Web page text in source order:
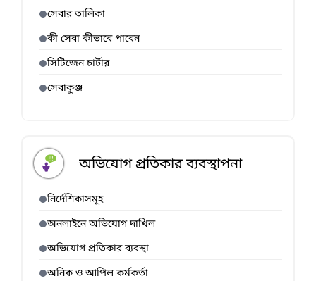
সেবার তালিকা
কী সেবা কীভাবে পাবেন
সিটিজেন চার্টার
সেবাকুঞ্জ
অভিযোগ প্রতিকার ব্যবস্থাপনা
নির্দেশিকাসমূহ
অনলাইনে অভিযোগ দাখিল
অভিযোগ প্রতিকার ব্যবস্থা
অনিক ও আপিল কর্মকর্তা